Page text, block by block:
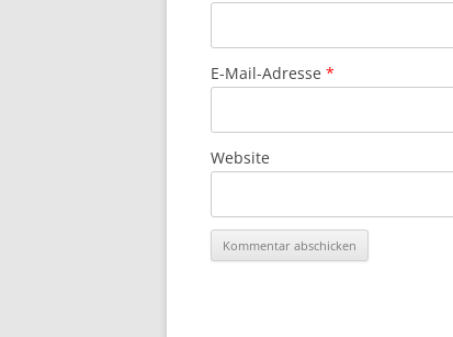
E-Mail-Adresse *
Website